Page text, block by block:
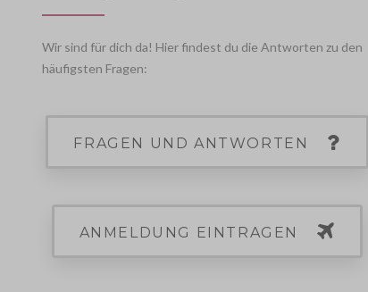
Wir sind für dich da! Hier findest du die Antworten zu den
häufigsten Fragen:
FRAGEN UND ANTWORTEN
ANMELDUNG EINTRAGEN